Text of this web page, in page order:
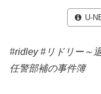
U-
#ridley #リドリー～
任警部補の事件簿